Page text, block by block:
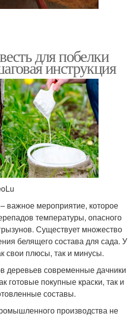
для побелки
инструкция
важное мероприятие, которое
температуры, опасного
Существует множество
белящего состава для сада. У
свои плюсы, так и минусы.
деревьев современные дачники
готовые покупные краски, так и
составы.
производства не